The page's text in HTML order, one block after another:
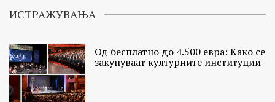
ИСТРАЖУВАЊА
Од бесплатно до 4.500 евра: Како се
закупуваат културните институции